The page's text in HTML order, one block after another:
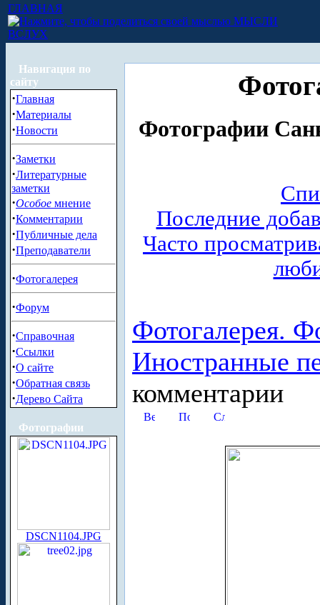
ГЛАВНАЯ
МЫСЛИ
ВСЛУХ
Навигация по
сайту
·Главная
·Материалы
·Новости
·Заметки
·Литературные
заметки
·Особое мнение
·Комментарии
·Публичные дела
·Преподаватели
·Фотогалерея
·Форум
·Справочная
·Ссылки
·О сайте
·Обратная связь
·Дерево Сайта
Фотографии
DSCN1104.JPG
Фотографии
Последние
Часто
Фотогалерея.
Иностранные
комментарии